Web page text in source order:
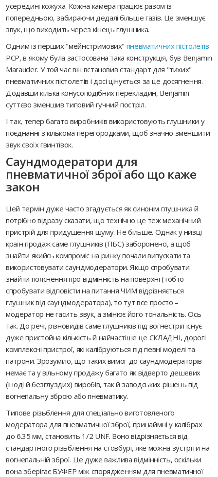
усередині кожуха. Кожна камера працює разом із
попередньою, забираючи дедалі більше газів. Це зменшує
звук, що виходить через кінець глушника.
Одним із перших "мейнстримових" пневматичних пістолетів
PCP, в якому була застосована така конструкція, був Benjamin
Marauder. У той час він встановив стандарт для "тихих"
пневматичних пістолетів і досі цінується за це досягнення.
Додавши кілька конусоподібних перекладин, Benjamin
суттєво зменшив типовий гучний постріл.
І так, тепер багато виробників використовують глушники у
поєднанні з кількома перегородками, щоб значно зменшити
звук своїх гвинтівок.
Саундмодератори для
пневматичної зброї або що каже
закон
Цей термін дуже часто згадується як синонім глушника й
потрібно відразу сказати, що технічно це теж механічний
пристрій для придушення шуму. Не більше. Однак у низці
країн продаж саме глушників (ПБС) заборонено, а щоб
знайти якийсь компроміс на ринку почали випускати та
використовувати саундмодератори. Якщо спробувати
знайти пояснення про відмінність на поверхні (тобто
спробувати відповісти на питання ЧИМ відрізняється
глушник від саундмодератора), то тут все просто –
модератор не гасить звук, а змінює його тональність. Ось
так. До речі, різновидів саме глушників під вогнестріл існує
дуже пристойна кількість й найчастіше це СКЛАДНІ, дорогі
комплексні пристрої, які калібруються під певні моделі та
патрони. Зрозуміло, що таких вимог до саундмодераторів
немає та у вільному продажу багато як відверто дешевих
(іноді й безглуздих) виробів, так й заводських рішень під
вогнепальну зброю або пневматику.
Типове різьблення для спеціально виготовленого
модератора для пневматичної зброї, принаймні у калібрах
до 6.35 мм, становить 1/2 UNF. Воно відрізняється від
стандартного різьблення на стовбурі, яке можна зустріти на
вогнепальній зброї. Це дуже важлива відмінність, оскільки
вона зберігає БУФЕР між спорядженням для пневматичної